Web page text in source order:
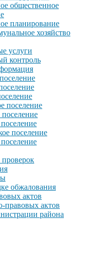
общественное
планирование
хозяйство
услуги
контроль
поселение
поселение
поселение
проверок
обжалования
актов
правовых актов
района